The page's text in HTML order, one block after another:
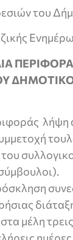
του
μέλη